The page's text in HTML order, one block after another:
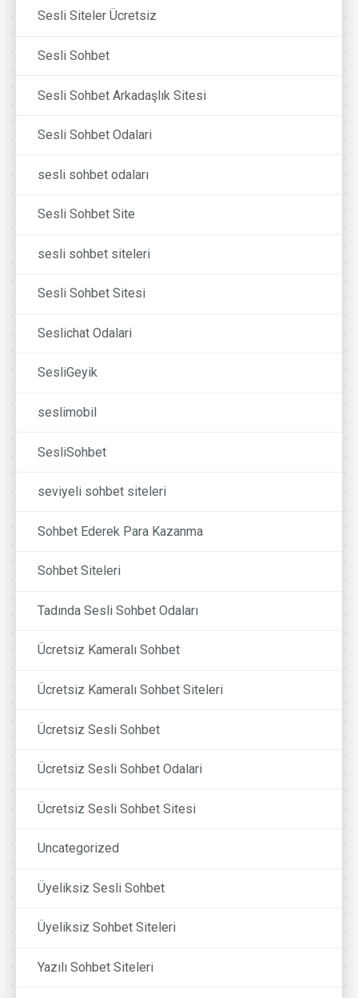
Sesli Siteler Ücretsiz
Sesli Sohbet
Sesli Sohbet Arkadaşlık Sitesi
Sesli Sohbet Odalari
sesli sohbet odaları
Sesli Sohbet Site
sesli sohbet siteleri
Sesli Sohbet Sitesi
Seslichat Odalari
SesliGeyik
seslimobil
SesliSohbet
seviyeli sohbet siteleri
Sohbet Ederek Para Kazanma
Sohbet Siteleri
Tadında Sesli Sohbet Odaları
Ücretsiz Kameralı Sohbet
Ücretsiz Kameralı Sohbet Siteleri
Ücretsiz Sesli Sohbet
Ücretsiz Sesli Sohbet Odalari
Ücretsiz Sesli Sohbet Sitesi
Uncategorized
Üyeliksiz Sesli Sohbet
Üyeliksiz Sohbet Siteleri
Yazılı Sohbet Siteleri